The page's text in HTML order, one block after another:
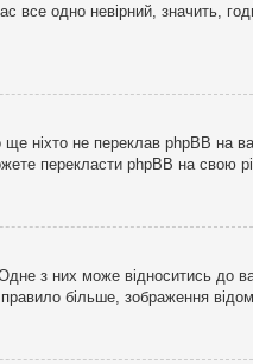
одно невірний, значить,
ніхто не переклав phpBB на
перекласти phpBB на свою
з них може відноситись до
більше, зображення